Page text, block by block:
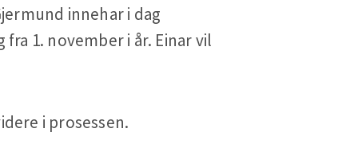
innehar i dag
1. november i år. Einar vil
i prosessen.